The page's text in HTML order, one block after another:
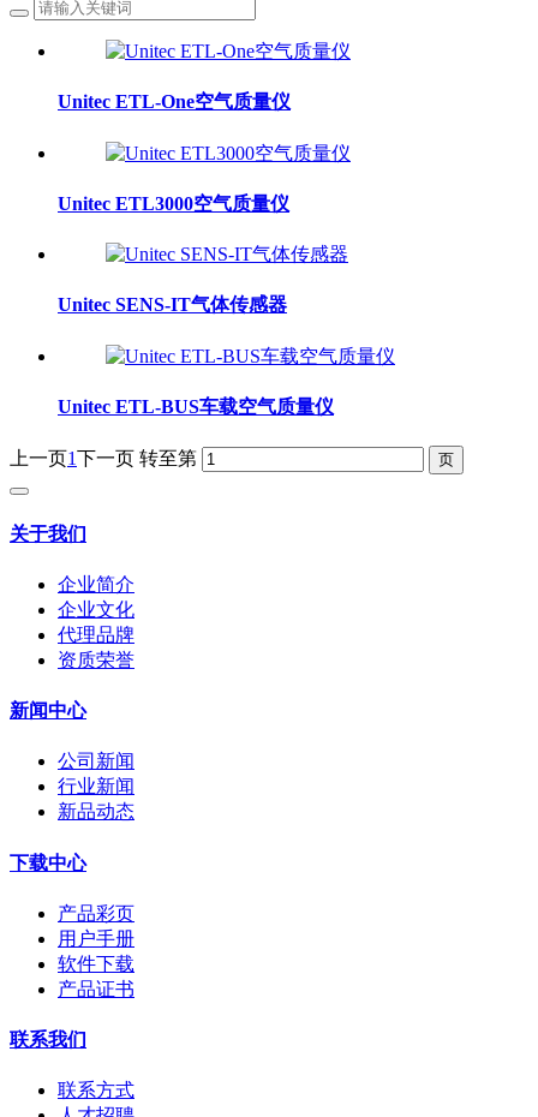
Unitec ETL-One空气质量仪
Unitec ETL3000空气质量仪
Unitec SENS-IT气体传感器
Unitec ETL-BUS车载空气质量仪
上一页1下一页 转至第
关于我们
企业简介
企业文化
代理品牌
资质荣誉
新闻中心
公司新闻
行业新闻
新品动态
下载中心
产品彩页
用户手册
软件下载
产品证书
联系我们
联系方式